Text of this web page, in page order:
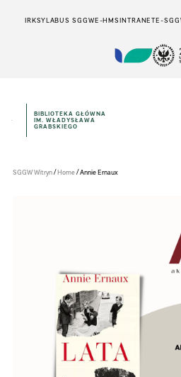
IRKSYLABUS SGGWE-HMSINTRANETE-
Główna
w
BIBLIOTEKA GŁÓWNA
IM. WŁADYSŁAWA
GRABSKIEGO
SGGW Witryn/Home/Annie Ernaux